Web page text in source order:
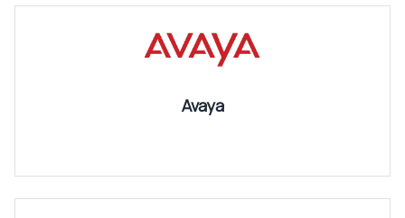
Avaya